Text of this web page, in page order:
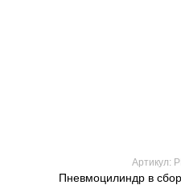
Артикул:
Пневмоцилиндр в